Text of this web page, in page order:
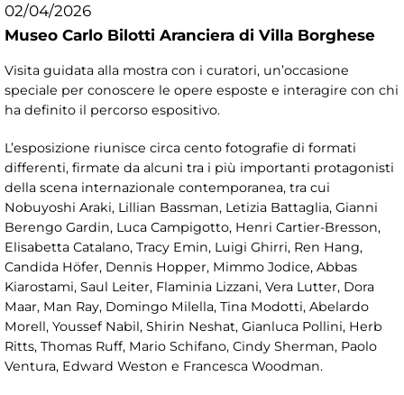
02/04/2026
Museo Carlo Bilotti Aranciera di Villa Borghese
Visita guidata alla mostra con i curatori, un’occasione
speciale per conoscere le opere esposte e interagire con chi
ha definito il percorso espositivo.
L’esposizione riunisce circa cento fotografie di formati
differenti, firmate da alcuni tra i più importanti protagonisti
della scena internazionale contemporanea, tra cui
Nobuyoshi Araki, Lillian Bassman, Letizia Battaglia, Gianni
Berengo Gardin, Luca Campigotto, Henri Cartier-Bresson,
Elisabetta Catalano, Tracy Emin, Luigi Ghirri, Ren Hang,
Candida Höfer, Dennis Hopper, Mimmo Jodice, Abbas
Kiarostami, Saul Leiter, Flaminia Lizzani, Vera Lutter, Dora
Maar, Man Ray, Domingo Milella, Tina Modotti, Abelardo
Morell, Youssef Nabil, Shirin Neshat, Gianluca Pollini, Herb
Ritts, Thomas Ruff, Mario Schifano, Cindy Sherman, Paolo
Ventura, Edward Weston e Francesca Woodman.